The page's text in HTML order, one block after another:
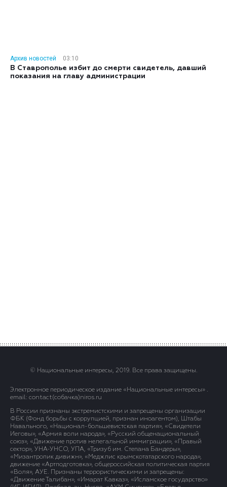
Архив новостей
03:10
В Ставрополье избит до смерти свидетель, давший
показания на главу администрации
© Национальные интересы, 2019. Все права защищены.
Электронное периодическое издание «Национальные интересы» .
email: contact(сoбaчка)niros.ru
В России признаны экстремистскими и запрещены организации
ФБК (Фонд борьбы с коррупцией, признан иноагентом), Штабы
Навального, «Национал-большевистская партия», «Свидетели
Иеговы», «Армия воли народа», «Русский общенациональный
союз», «Движение против нелегальной иммиграции», «Правый
сектор», УНА-УНСО, УПА, «Тризуб им. Степана Бандеры»,
«Мизантропик дивижн», «Меджлис крымскотатарского народа»,
движение «Артподготовка», общероссийская политическая партия
«Воля», АУЕ. Признаны террористическими и запрещены:
«Движение Талибан», «Имарат Кавказ», «Исламское государство»